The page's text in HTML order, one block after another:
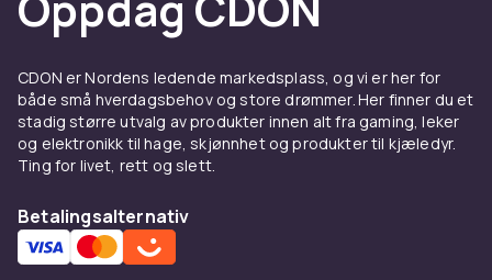
CDON er Nordens ledende markedsplass, og vi er her for
både små hverdagsbehov og store drømmer. Her finner du et
stadig større utvalg av produkter innen alt fra gaming, leker
og elektronikk til hage, skjønnhet og produkter til kjæledyr.
Ting for livet, rett og slett.
Betalingsalternativ